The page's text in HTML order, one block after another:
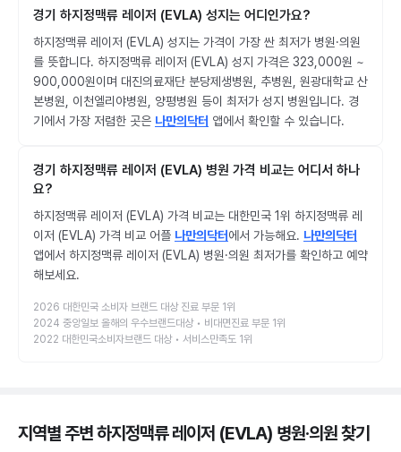
경기 하지정맥류 레이저 (EVLA) 성지는 어디인가요?
하지정맥류 레이저 (EVLA) 성지는 가격이 가장 싼 최저가 병원·의원
를 뜻합니다. 하지정맥류 레이저 (EVLA) 성지 가격은 323,000원 ~
900,000원이며 대진의료재단 분당제생병원, 추병원, 원광대학교 산
본병원, 이천엘리야병원, 양평병원 등이 최저가 성지 병원입니다. 경
기에서 가장 저렴한 곳은 나만의닥터 앱에서 확인할 수 있습니다.
경기 하지정맥류 레이저 (EVLA) 병원 가격 비교는 어디서 하나
요?
하지정맥류 레이저 (EVLA) 가격 비교는 대한민국 1위 하지정맥류 레
이저 (EVLA) 가격 비교 어플 나만의닥터에서 가능해요. 나만의닥터
앱에서 하지정맥류 레이저 (EVLA) 병원·의원 최저가를 확인하고 예약
해보세요.
2026 대한민국 소비자 브랜드 대상 진료 부문 1위
2024 중앙일보 올해의 우수브랜드대상 • 비대면진료 부문 1위
2022 대한민국소비자브랜드 대상 • 서비스만족도 1위
지역별 주변 하지정맥류 레이저 (EVLA) 병원·의원찾기